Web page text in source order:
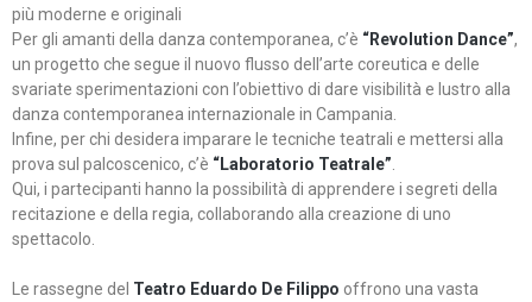
più moderne e originali
Per gli amanti della danza contemporanea, c’è “Revolution Dance”,
un progetto che segue il nuovo flusso dell’arte coreutica e delle
svariate sperimentazioni con l’obiettivo di dare visibilità e lustro alla
danza contemporanea internazionale in Campania.
Infine, per chi desidera imparare le tecniche teatrali e mettersi alla
prova sul palcoscenico, c’è “Laboratorio Teatrale”
Qui, i partecipanti hanno la possibilità di apprendere i segreti della
recitazione e della regia, collaborando alla creazione di uno
spettacolo.
Le rassegne del Teatro Eduardo De Filippo offrono una vasta